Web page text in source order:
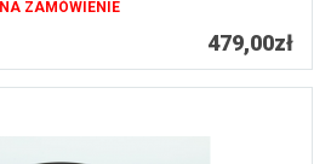
NA ZAMÓWIENIE
479,00zł